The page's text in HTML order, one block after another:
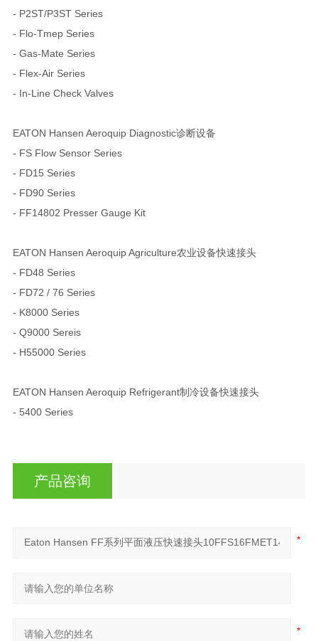
- P2ST/P3ST Series
- Flo-Tmep Series
- Gas-Mate Series
- Flex-Air Series
- In-Line Check Valves
EATON Hansen Aeroquip Diagnostic诊断设备
- FS Flow Sensor Series
- FD15 Series
- FD90 Series
- FF14802 Presser Gauge Kit
EATON Hansen Aeroquip Agriculture农业设备快速接头
- FD48 Series
- FD72 / 76 Series
- K8000 Series
- Q9000 Sereis
- H55000 Series
EATON Hansen Aeroquip Refrigerant制冷设备快速接头
- 5400 Series
产品咨询